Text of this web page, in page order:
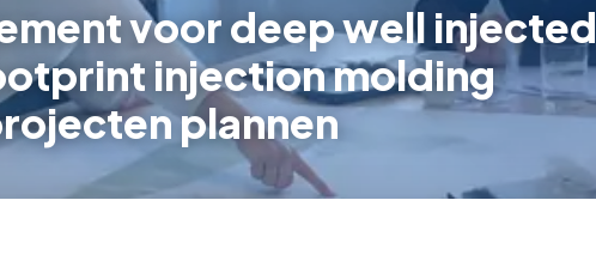
voor deep well injected
injection molding
plannen